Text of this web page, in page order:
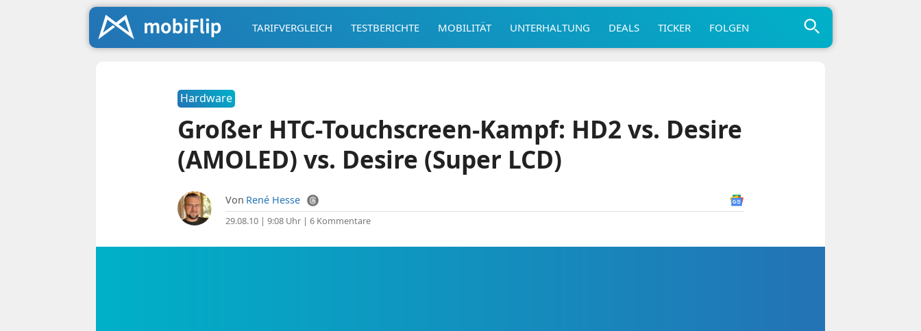
TARIFVERGLEICH TESTBERICHTE MOBILITÄT UNTERHALTUNG DEALS TICKER FOLGEN
Hardware
Großer HTC-Touchscreen-Kampf: HD2 vs. Desire
(AMOLED) vs. Desire (Super LCD)
Von René Hesse
29.08.10 | 9:08 Uhr| 6 Kommentare